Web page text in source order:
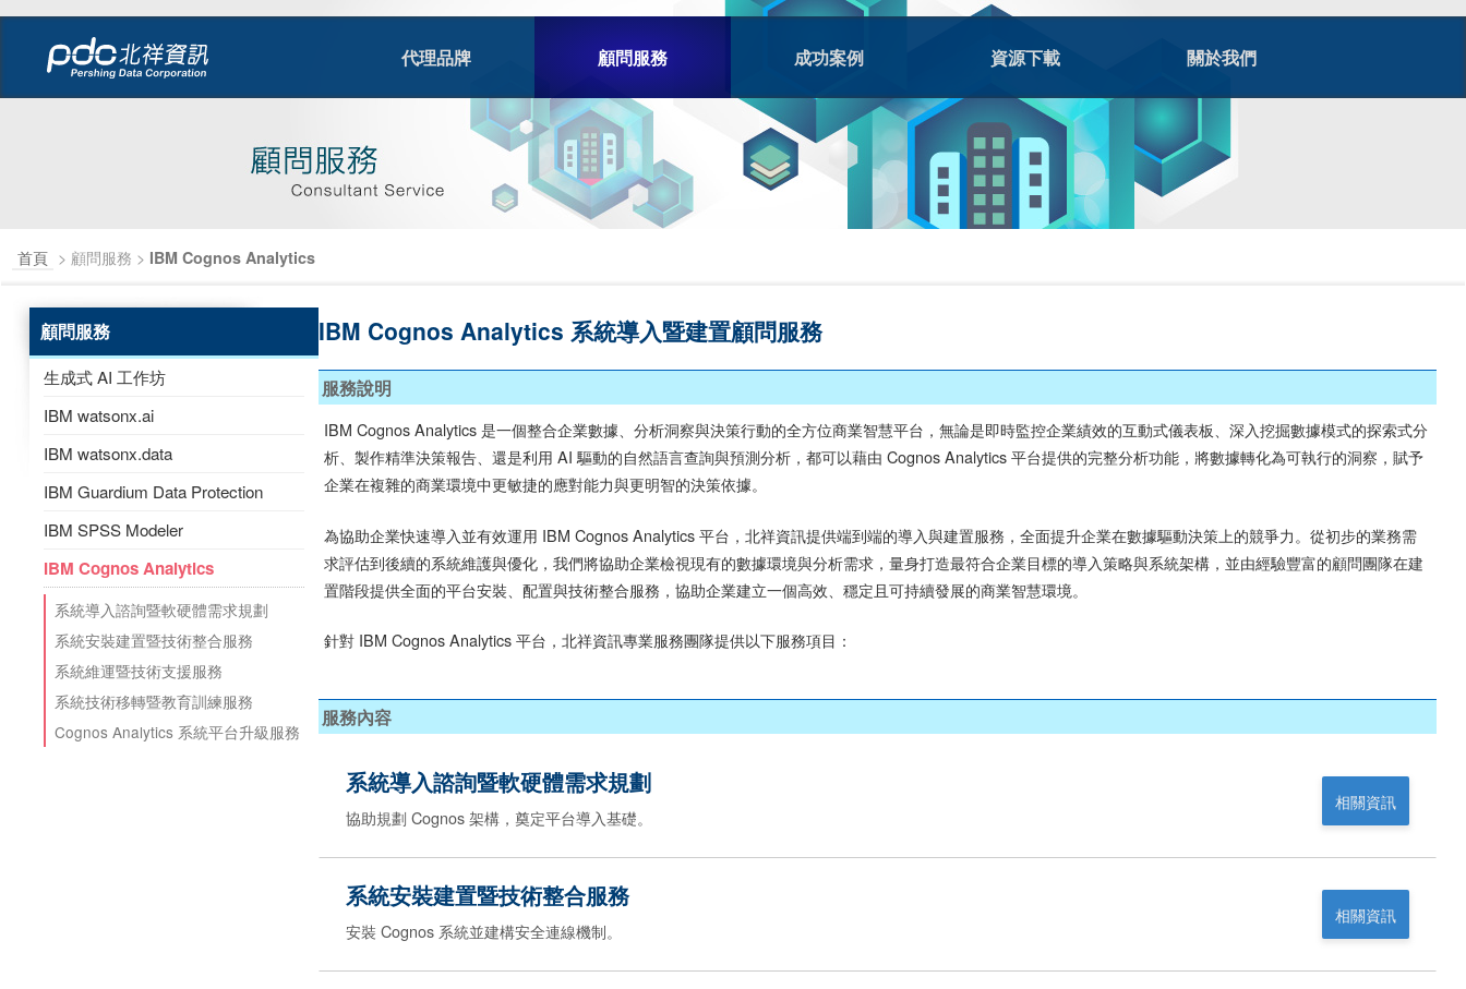
代理品牌 顧問服務 成功案例 資源下載 關於我們
首頁 > 顧問服務 > IBM Cognos Analytics
顧問服務
生成式 AI 工作坊
IBM watsonx.ai
IBM watsonx.data
IBM Guardium Data Protection
IBM SPSS Modeler
IBM Cognos Analytics
系統導入諮詢暨軟硬體需求規劃
系統安裝建置暨技術整合服務
系統維運暨技術支援服務
系統技術移轉暨教育訓練服務
Cognos Analytics 系統平台升級服務
IBM Cognos Analytics 系統導入暨建置顧問服務
服務說明
IBM Cognos Analytics 是一個整合企業數據、分析洞察與決策行動的全方位商業智慧平台，無論是即時監控企業績效的互動式儀表板、深入挖掘數據模式的探索式分
析、製作精準決策報告、還是利用 AI 驅動的自然語言查詢與預測分析，都可以藉由 Cognos Analytics 平台提供的完整分析功能，將數據轉化為可執行的洞察，賦予
企業在複雜的商業環境中更敏捷的應對能力與更明智的決策依據。
為協助企業快速導入並有效運用 IBM Cognos Analytics 平台，北祥資訊提供端到端的導入與建置服務，全面提升企業在數據驅動決策上的競爭力。從初步的業務需
求評估到後續的系統維護與優化，我們將協助企業檢視現有的數據環境與分析需求，量身打造最符合企業目標的導入策略與系統架構，並由經驗豐富的顧問團隊在建
置階段提供全面的平台安裝、配置與技術整合服務，協助企業建立一個高效、穩定且可持續發展的商業智慧環境。
針對 IBM Cognos Analytics 平台，北祥資訊專業服務團隊提供以下服務項目：
服務內容
系統導入諮詢暨軟硬體需求規劃
協助規劃 Cognos 架構，奠定平台導入基礎。
相關資訊
系統安裝建置暨技術整合服務
安裝 Cognos 系統並建構安全連線機制。
相關資訊